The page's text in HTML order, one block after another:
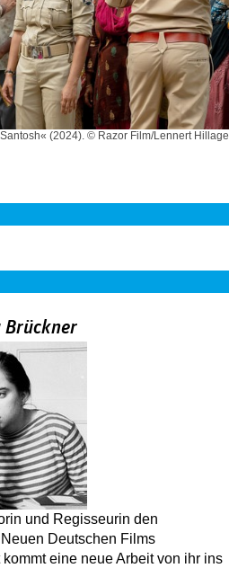
(2024). © Razor Film/Lennert Hillage
Brückner
und Regisseurin den
Deutschen Films
eine neue Arbeit von ihr ins